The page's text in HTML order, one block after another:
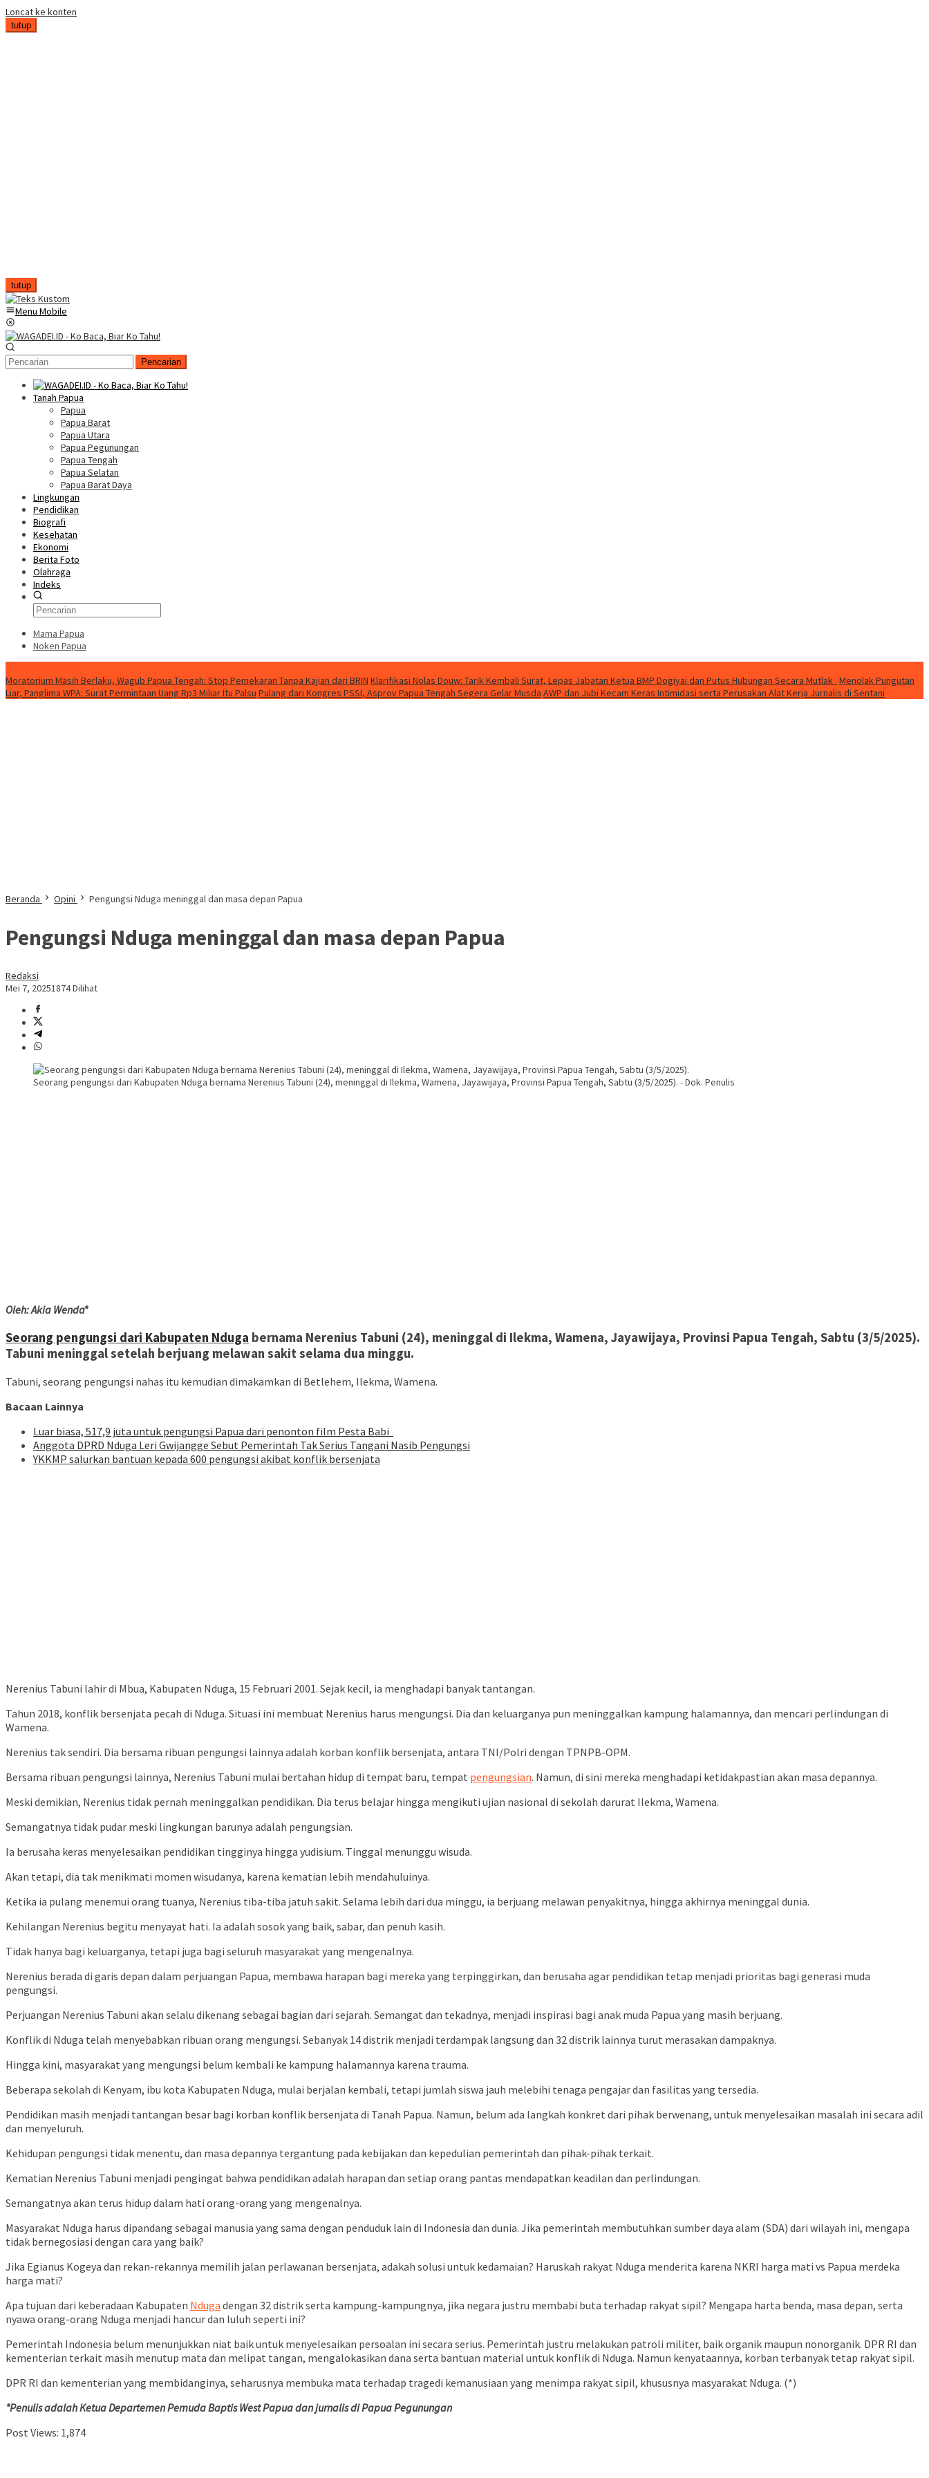
Loncat ke konten
tutup
tutup
Menu Mobile
Pencarian
Tanah Papua
Papua
Papua Barat
Papua Utara
Papua Pegunungan
Papua Tengah
Papua Selatan
Papua Barat Daya
Lingkungan
Pendidikan
Biografi
Kesehatan
Ekonomi
Berita Foto
Olahraga
Indeks
Mama Papua
Noken Papua
Moratorium Masih Berlaku, Wagub Papua Tengah: Stop Pemekaran Tanpa Kajian dari BRIN Klarifikasi Nolas Douw: Tarik Kembali Surat, Lepas Jabatan Ketua BMP Dogiyai dan Putus Hubungan Secara Mutlak Menolak Pungutan
Liar, Panglima WPA: Surat Permintaan Uang Rp3 Miliar Itu Palsu Pulang dari Kongres PSSI, Asprov Papua Tengah Segera Gelar Musda AWP dan Jubi Kecam Keras Intimidasi serta Perusakan Alat Kerja Jurnalis di Sentani
Beranda Opini Pengungsi Nduga meninggal dan masa depan Papua
Pengungsi Nduga meninggal dan masa depan Papua
Redaksi
Mei 7, 20251874 Dilihat
Seorang pengungsi dari Kabupaten Nduga bernama Nerenius Tabuni (24), meninggal di Ilekma, Wamena, Jayawijaya, Provinsi Papua Tengah, Sabtu (3/5/2025). - Dok. Penulis
Oleh: Akia Wenda*
Seorang pengungsi dari Kabupaten Nduga bernama Nerenius Tabuni (24), meninggal di Ilekma, Wamena, Jayawijaya, Provinsi Papua Tengah, Sabtu (3/5/2025).
Tabuni meninggal setelah berjuang melawan sakit selama dua minggu.
Tabuni, seorang pengungsi nahas itu kemudian dimakamkan di Betlehem, Ilekma, Wamena.
Bacaan Lainnya
Luar biasa, 517,9 juta untuk pengungsi Papua dari penonton film Pesta Babi
Anggota DPRD Nduga Leri Gwijangge Sebut Pemerintah Tak Serius Tangani Nasib Pengungsi
YKKMP salurkan bantuan kepada 600 pengungsi akibat konflik bersenjata
Nerenius Tabuni lahir di Mbua, Kabupaten Nduga, 15 Februari 2001. Sejak kecil, ia menghadapi banyak tantangan.
Tahun 2018, konflik bersenjata pecah di Nduga. Situasi ini membuat Nerenius harus mengungsi. Dia dan keluarganya pun meninggalkan kampung halamannya, dan mencari perlindungan di
Wamena.
Nerenius tak sendiri. Dia bersama ribuan pengungsi lainnya adalah korban konflik bersenjata, antara TNI/Polri dengan TPNPB-OPM.
Bersama ribuan pengungsi lainnya, Nerenius Tabuni mulai bertahan hidup di tempat baru, tempat pengungsian. Namun, di sini mereka menghadapi ketidakpastian akan masa depannya.
Meski demikian, Nerenius tidak pernah meninggalkan pendidikan. Dia terus belajar hingga mengikuti ujian nasional di sekolah darurat Ilekma, Wamena.
Semangatnya tidak pudar meski lingkungan barunya adalah pengungsian.
Ia berusaha keras menyelesaikan pendidikan tingginya hingga yudisium. Tinggal menunggu wisuda.
Akan tetapi, dia tak menikmati momen wisudanya, karena kematian lebih mendahuluinya.
Ketika ia pulang menemui orang tuanya, Nerenius tiba-tiba jatuh sakit. Selama lebih dari dua minggu, ia berjuang melawan penyakitnya, hingga akhirnya meninggal dunia.
Kehilangan Nerenius begitu menyayat hati. Ia adalah sosok yang baik, sabar, dan penuh kasih.
Tidak hanya bagi keluarganya, tetapi juga bagi seluruh masyarakat yang mengenalnya.
Nerenius berada di garis depan dalam perjuangan Papua, membawa harapan bagi mereka yang terpinggirkan, dan berusaha agar pendidikan tetap menjadi prioritas bagi generasi muda
pengungsi.
Perjuangan Nerenius Tabuni akan selalu dikenang sebagai bagian dari sejarah. Semangat dan tekadnya, menjadi inspirasi bagi anak muda Papua yang masih berjuang.
Konflik di Nduga telah menyebabkan ribuan orang mengungsi. Sebanyak 14 distrik menjadi terdampak langsung dan 32 distrik lainnya turut merasakan dampaknya.
Hingga kini, masyarakat yang mengungsi belum kembali ke kampung halamannya karena trauma.
Beberapa sekolah di Kenyam, ibu kota Kabupaten Nduga, mulai berjalan kembali, tetapi jumlah siswa jauh melebihi tenaga pengajar dan fasilitas yang tersedia.
Pendidikan masih menjadi tantangan besar bagi korban konflik bersenjata di Tanah Papua. Namun, belum ada langkah konkret dari pihak berwenang, untuk menyelesaikan masalah ini secara adil
dan menyeluruh.
Kehidupan pengungsi tidak menentu, dan masa depannya tergantung pada kebijakan dan kepedulian pemerintah dan pihak-pihak terkait.
Kematian Nerenius Tabuni menjadi pengingat bahwa pendidikan adalah harapan dan setiap orang pantas mendapatkan keadilan dan perlindungan.
Semangatnya akan terus hidup dalam hati orang-orang yang mengenalnya.
Masyarakat Nduga harus dipandang sebagai manusia yang sama dengan penduduk lain di Indonesia dan dunia. Jika pemerintah membutuhkan sumber daya alam (SDA) dari wilayah ini, mengapa
tidak bernegosiasi dengan cara yang baik?
Jika Egianus Kogeya dan rekan-rekannya memilih jalan perlawanan bersenjata, adakah solusi untuk kedamaian? Haruskah rakyat Nduga menderita karena NKRI harga mati vs Papua merdeka
harga mati?
Apa tujuan dari keberadaan Kabupaten Nduga dengan 32 distrik serta kampung-kampungnya, jika negara justru membabi buta terhadap rakyat sipil? Mengapa harta benda, masa depan, serta
nyawa orang-orang Nduga menjadi hancur dan luluh seperti ini?
Pemerintah Indonesia belum menunjukkan niat baik untuk menyelesaikan persoalan ini secara serius. Pemerintah justru melakukan patroli militer, baik organik maupun nonorganik. DPR RI dan
kementerian terkait masih menutup mata dan melipat tangan, mengalokasikan dana serta bantuan material untuk konflik di Nduga. Namun kenyataannya, korban terbanyak tetap rakyat sipil.
DPR RI dan kementerian yang membidanginya, seharusnya membuka mata terhadap tragedi kemanusiaan yang menimpa rakyat sipil, khususnya masyarakat Nduga. (*)
*Penulis adalah Ketua Departemen Pemuda Baptis West Papua dan jurnalis di Papua Pegunungan
Post Views: 1,874